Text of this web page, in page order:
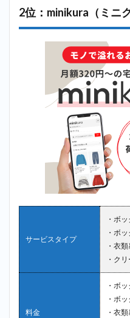
2位：minikura（ミニ
サービスタイプ
・ボ
・ボ
・衣
・ク
料金
・ボ
・ボ
・衣